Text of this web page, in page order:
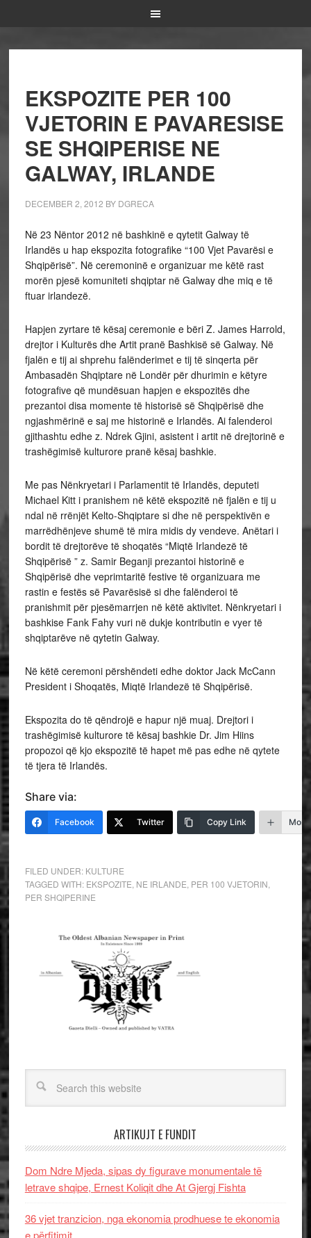
EKSPOZITE PER 100
VJETORIN E PAVARESISE
SE SHQIPERISE NE
GALWAY, IRLANDE
DECEMBER 2, 2012 BY DGRECA
Në 23 Nëntor 2012 në bashkinë e qytetit Galway të
Irlandës u hap ekspozita fotografike “100 Vjet Pavarësi e
Shqipërisë”. Në ceremoninë e organizuar me këtë rast
morën pjesë komuniteti shqiptar në Galway dhe miq e të
ftuar irlandezë.
Hapjen zyrtare të kësaj ceremonie e bëri Z. James Harrold,
drejtor i Kulturës dhe Artit pranë Bashkisë së Galway. Në
fjalën e tij ai shprehu falënderimet e tij të sinqerta për
Ambasadën Shqiptare në Londër për dhurimin e këtyre
fotografive që mundësuan hapjen e ekspozitës dhe
prezantoi disa momente të historisë së Shqipërisë dhe
ngjashmërinë e saj me historinë e Irlandës. Ai falenderoi
gjithashtu edhe z. Ndrek Gjini, asistent i artit në drejtorinë e
trashëgimisë kulturore pranë kësaj bashkie.
Me pas Nënkryetari i Parlamentit të Irlandës, deputeti
Michael Kitt i pranishem në këtë ekspozitë në fjalën e tij u
ndal në rrënjët Kelto-Shqiptare si dhe në perspektivën e
marrëdhënjeve shumë të mira midis dy vendeve. Anëtari i
bordit të drejtorëve të shoqatës “Miqtë Irlandezë të
Shqipërisë ” z. Samir Beganji prezantoi historinë e
Shqipërisë dhe veprimtaritë festive të organizuara me
rastin e festës së Pavarësisë si dhe falënderoi të
pranishmit për pjesëmarrjen në këtë aktivitet. Nënkryetari i
bashkise Fank Fahy vuri në dukje kontributin e vyer të
shqiptarëve në qytetin Galway.
Në këtë ceremoni përshëndeti edhe doktor Jack McCann
President i Shoqatës, Miqtë Irlandezë të Shqipërisë.
Ekspozita do të qëndrojë e hapur një muaj. Drejtori i
trashëgimisë kulturore të kësaj bashkie Dr. Jim Hiins
propozoi që kjo ekspozitë të hapet më pas edhe në qytete
të tjera të Irlandës.
Share via:
Facebook Twitter Copy Link More
FILED UNDER: KULTURE
TAGGED WITH: EKSPOZITE NE IRLANDE PER 100 VJETORIN
PER SHQIPERINE
ARTIKUJT E FUNDIT
Dom Ndre Mjeda, sipas dy figurave monumentale të
letrave shqipe, Ernest Koliqit dhe At Gjergj Fishta
36 vjet tranzicion, nga ekonomia prodhuese te ekonomia
e përfitimit